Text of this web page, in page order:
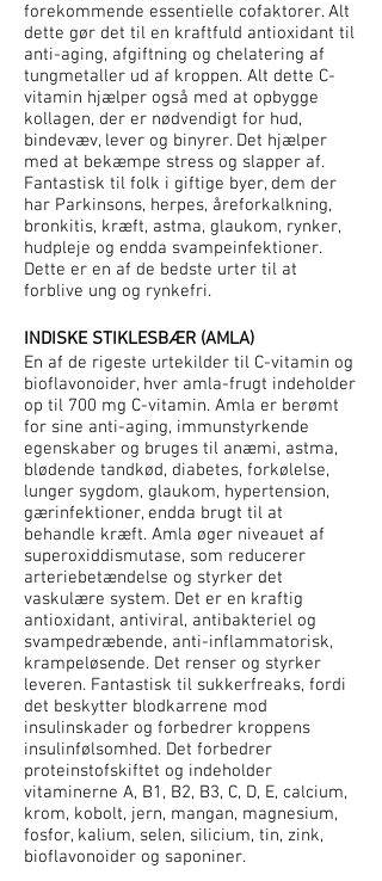
forekommende essentielle cofaktorer. Alt
dette gør det til en kraftfuld antioxidant til
anti-aging, afgiftning og chelatering af
tungmetaller ud af kroppen. Alt dette C-
vitamin hjælper også med at opbygge
kollagen, der er nødvendigt for hud,
bindevæv, lever og binyrer. Det hjælper
med at bekæmpe stress og slapper af.
Fantastisk til folk i giftige byer, dem der
har Parkinsons, herpes, åreforkalkning,
bronkitis, kræft, astma, glaukom, rynker,
hudpleje og endda svampeinfektioner.
Dette er en af de bedste urter til at
forblive ung og rynkefri.
INDISKE STIKLESBÆR (AMLA)
En af de rigeste urtekilder til C-vitamin og
bioflavonoider, hver amla-frugt indeholder
op til 700 mg C-vitamin. Amla er berømt
for sine anti-aging, immunstyrkende
egenskaber og bruges til anæmi, astma,
blødende tandkød, diabetes, forkølelse,
lunger sygdom, glaukom, hypertension,
gærinfektioner, endda brugt til at
behandle kræft. Amla øger niveauet af
superoxiddismutase, som reducerer
arteriebetændelse og styrker det
vaskulære system. Det er en kraftig
antioxidant, antiviral, antibakteriel og
svampedræbende, anti-inflammatorisk,
krampeløsende. Det renser og styrker
leveren. Fantastisk til sukkerfreaks, fordi
det beskytter blodkarrene mod
insulinskader og forbedrer kroppens
insulinfølsomhed. Det forbedrer
proteinstofskiftet og indeholder
vitaminerne A, B1, B2, B3, C, D, E, calcium,
krom, kobolt, jern, mangan, magnesium,
fosfor, kalium, selen, silicium, tin, zink,
bioflavonoider og saponiner.